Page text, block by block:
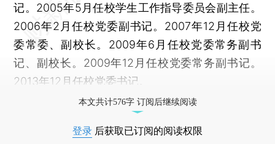
记。2005年5月任校学生工作指导委员会副主任。
2006年2月任校党委副书记。2007年12月任校党
委常委、副校长。2009年6月任校党委常务副书
记、副校长。2009年12月任校党委常务副书记。
2013年12月任校党委书记。
本文共计576字 订阅后继续阅读
登录 后获取已订阅的阅读权限